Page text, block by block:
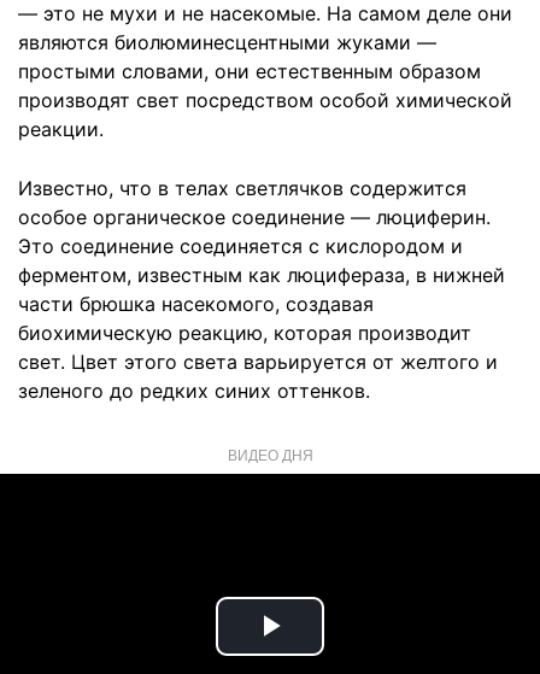
— это не мухи и не насекомые. На самом деле они
являются биолюминесцентными жуками —
простыми словами, они естественным образом
производят свет посредством особой химической
реакции.
Известно, что в телах светлячков содержится
особое органическое соединение — люциферин.
Это соединение соединяется с кислородом и
ферментом, известным как люцифераза, в нижней
части брюшка насекомого, создавая
биохимическую реакцию, которая производит
свет. Цвет этого света варьируется от желтого и
зеленого до редких синих оттенков.
ВИДЕО ДНЯ
Play